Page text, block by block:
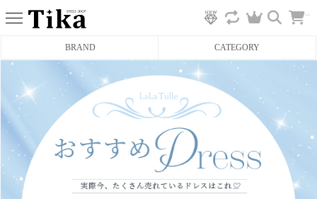
BRAND CATEGORY
タイトミニドレス
フレアミニドレス
膝丈ドレス
ト